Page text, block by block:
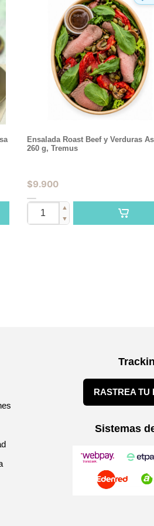
Ensalada Roast Beef y Verduras
260 g, Tremus
$9.900
▲
▼
RASTREA TU
Sistemas